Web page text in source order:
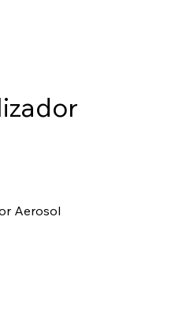
Aerosol